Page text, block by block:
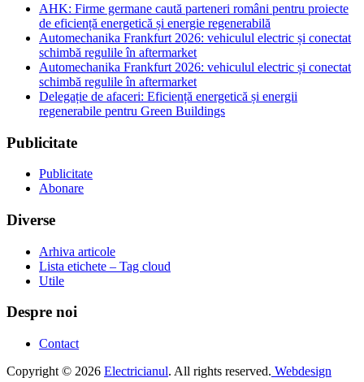
AHK: Firme germane caută parteneri români pentru proiecte
de eficiență energetică și energie regenerabilă
Automechanika Frankfurt 2026: vehiculul electric și conectat
schimbă regulile în aftermarket
Automechanika Frankfurt 2026: vehiculul electric și conectat
schimbă regulile în aftermarket
Delegație de afaceri: Eficiență energetică și energii
regenerabile pentru Green Buildings
Publicitate
Publicitate
Abonare
Diverse
Arhiva articole
Lista etichete – Tag cloud
Utile
Despre noi
Contact
Copyright © 2026 Electricianul. All rights reserved. Webdesign